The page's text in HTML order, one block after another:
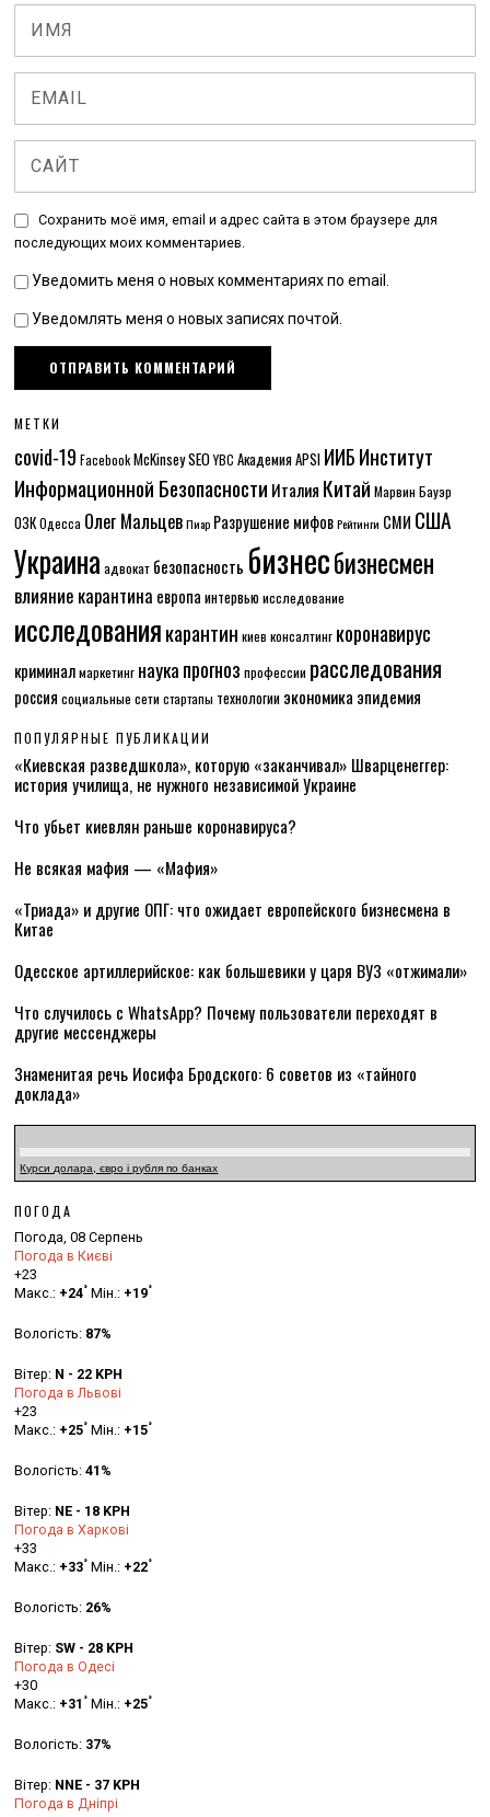
Сохранить моё имя, email и адрес сайта в этом браузере для
последующих моих комментариев.
Уведомить меня о новых комментариях по email.
Уведомлять меня о новых записях почтой.
МЕТКИ
covid-19 Facebook McKinseySEO YBC Академия APSI ИИБИнститут
Информационной Безопасности Италия Китай Марвин Бауэр
ОЗК Одесса Олег Мальцев Пиар Разрушение мифов Рейтинги СМИ США
Украина адвокат безопасность бизнесбизнесмен
влияние карантина европа интервьюисследование
исследованиякарантин киев консалтинг коронавирус
криминалмаркетинг наукапрогноз профессии расследования
россия социальные сети стартапы технологии экономика эпидемия
ПОПУЛЯРНЫЕ ПУБЛИКАЦИИ
«Киевская разведшкола», которую «заканчивал» Шварценеггер:
история училища, не нужного независимой Украине
Что убьет киевлян раньше коронавируса?
Не всякая мафия — «Мафия»
«Триада» и другие ОПГ: что ожидает европейского бизнесмена в
Китае
Одесское артиллерийское: как большевики у царя ВУЗ «отжимали»
Что случилось с WhatsApp? Почему пользователи переходят в
другие мессенджеры
Знаменитая речь Иосифа Бродского: 6 советов из «тайного
доклада»
Курси долара, євро і рубля по банках
ПОГОДА
Погода, 08 Серпень
Погода в Києві
+23
Макс.: +24° Мін.: +19°
Вологість: 87%
Вітер: N - 22 KPH
Погода в Львові
+23
Макс.: +25° Мін.: +15°
Вологість:41%
Вітер: NE - 18 KPH
Погода в Харкові
+33
Макс.: +33° Мін.: +22°
Вологість: 26%
Вітер: SW - 28 KPH
Погода в Одесі
+30
Макс.: +31 ° Мін.: +25°
Вологість: 37%
Вітер: NNE - 37 KPH
Погода в Дніпрі